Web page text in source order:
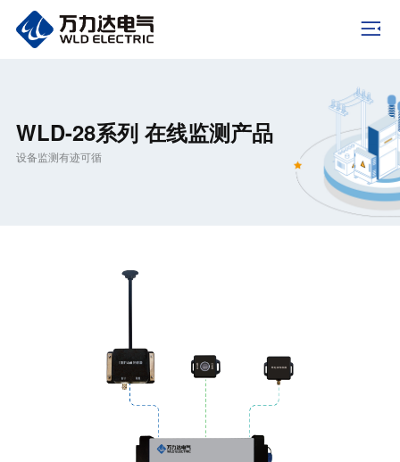
WLD-28系列 在线监测产品
设备监测有迹可循